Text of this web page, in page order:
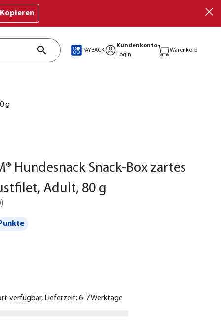
Kopieren
PAYBACK
Kundenkonto
Login
Warenkorb
g
Hundesnack Snack-Box zartes
Adult, 80 g
)
verfügbar, Lieferzeit: 6-7 Werktage